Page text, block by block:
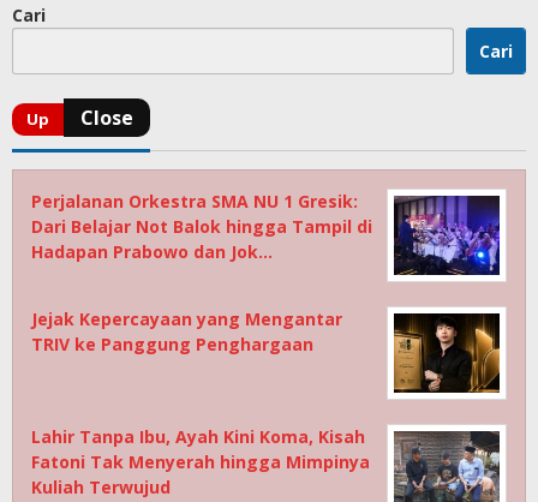
Cari
Cari
Perjalanan Orkestra SMA NU 1 Gresik:
Dari Belajar Not Balok hingga Tampil di
Hadapan Prabowo dan Jok…
Jejak Kepercayaan yang Mengantar
TRIV ke Panggung Penghargaan
Lahir Tanpa Ibu, Ayah Kini Koma, Kisah
Fatoni Tak Menyerah hingga Mimpinya
Kuliah Terwujud